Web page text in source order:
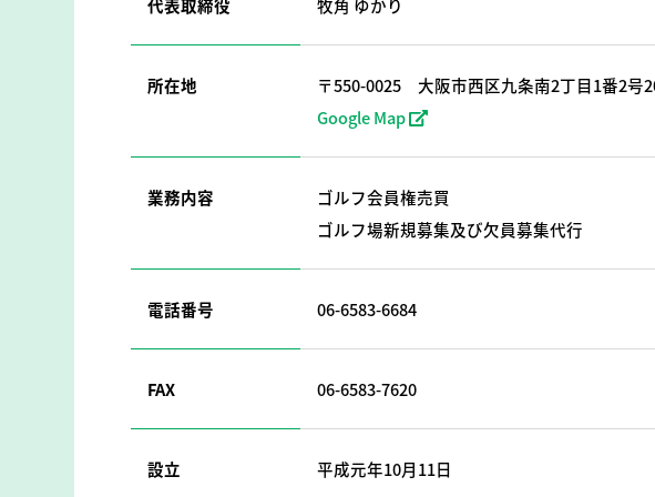
代表取締役 牧角 ゆかり
所在地 〒550-0025 大阪市西区九条南2丁目1番2号
Google Map
業務内容
ゴルフ会員権売買
ゴルフ場新規募集及び欠員募集代行
電話番号 06-6583-6684
FAX 06-6583-7620
設立 平成元年10月11日